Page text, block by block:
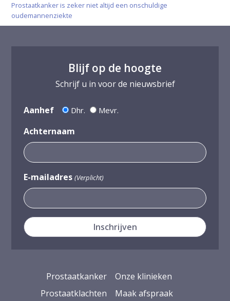
Prostaatkanker is zeker niet altijd een onschuldige
oudemannenziekte
Blijf op de hoogte
Schrijf u in voor de nieuwsbrief
Aanhef Dhr. Mevr.
Achternaam
E-mailadres (Verplicht)
Prostaatkanker
Prostaatklachten
Onze klinieken
Maak afspraak